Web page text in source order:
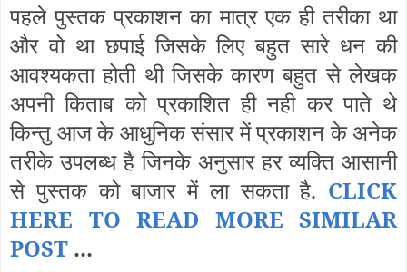
पहले पुस्तक प्रकाशन का मात्र एक ही तरीका था
और वो था छपाई जिसके लिए बहुत सारे धन की
आवश्यकता होती थी जिसके कारण बहुत से लेखक
अपनी किताब को प्रकाशित ही नही कर पाते थे
किन्तु आज के आधुनिक संसार में प्रकाशन के अनेक
तरीके उपलब्ध है जिनके अनुसार हर व्यक्ति आसानी
से पुस्तक को बाजार में ला सकता है. CLICK
HERE TO READ MORE SIMILAR
POST ...